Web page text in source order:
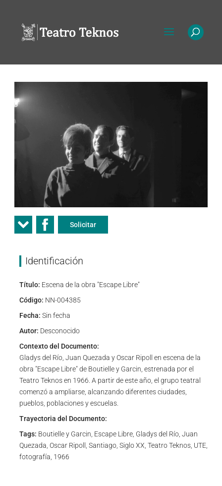
Solicitar
Identificación
Título: Escena de la obra "Escape Libre"
Código: NN-004385
Fecha: Sin fecha
Autor: Desconocido
Contexto del Documento:
Gladys del Río, Juan Quezada y Oscar Ripoll en escena de la
obra "Escape Libre" de Boutielle y Garcin, estrenada por el
Teatro Teknos en 1966. A partir de este año, el grupo teatral
comenzó a ampliarse, alcanzando diferentes ciudades,
pueblos, poblaciones y escuelas.
Trayectoria del Documento:
Tags: Boutielle y Garcin, Escape Libre, Gladys del Río, Juan
Quezada, Oscar Ripoll, Santiago, Siglo XX, Teatro Teknos, UTE,
fotografía, 1966